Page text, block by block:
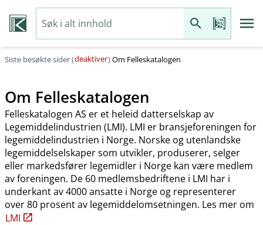
Siste besøkte sider (deaktiver)Om Felleskatalogen
Om Felleskatalogen
Felleskatalogen AS er et heleid datterselskap av
Legemiddelindustrien (LMI). LMI er bransjeforeningen for
legemiddelindustrien i Norge. Norske og utenlandske
legemiddelselskaper som utvikler, produserer, selger
eller markedsfører legemidler i Norge kan være medlem
av foreningen. De 60 medlemsbedriftene i LMI har i
underkant av 4000 ansatte i Norge og representerer
over 80 prosent av legemiddelomsetningen. Les mer om
LMI